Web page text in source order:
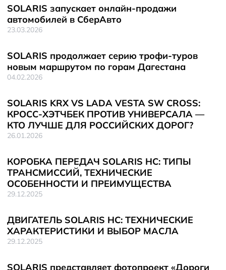
SOLARIS запускает онлайн-продажи
автомобилей в СберАвто
23.03.2026
SOLARIS продолжает серию трофи-туров
новым маршрутом по горам Дагестана
04.02.2026
SOLARIS KRX VS LADA VESTA SW CROSS:
КРОСС-ХЭТЧБЕК ПРОТИВ УНИВЕРСАЛА —
КТО ЛУЧШЕ ДЛЯ РОССИЙСКИХ ДОРОГ?
26.01.2026
КОРОБКА ПЕРЕДАЧ SOLARIS HС: ТИПЫ
ТРАНСМИССИЙ, ТЕХНИЧЕСКИЕ
ОСОБЕННОСТИ И ПРЕИМУЩЕСТВА
29.12.2025
ДВИГАТЕЛЬ SOLARIS HC: ТЕХНИЧЕСКИЕ
ХАРАКТЕРИСТИКИ И ВЫБОР МАСЛА
29.12.2025
SOLARIS представляет фотопроект «Дороги